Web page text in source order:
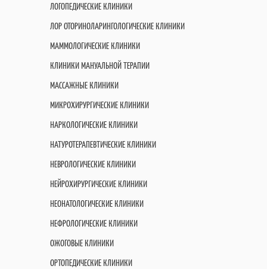
ЛОГОПЕДИЧЕСКИЕ КЛИНИКИ
ЛОР ОТОРИНОЛАРИНГОЛОГИЧЕСКИЕ КЛИНИКИ
МАММОЛОГИЧЕСКИЕ КЛИНИКИ
КЛИНИКИ МАНУАЛЬНОЙ ТЕРАПИИ
МАССАЖНЫЕ КЛИНИКИ
МИКРОХИРУРГИЧЕСКИЕ КЛИНИКИ
НАРКОЛОГИЧЕСКИЕ КЛИНИКИ
НАТУРОТЕРАПЕВТИЧЕСКИЕ КЛИНИКИ
НЕВРОЛОГИЧЕСКИЕ КЛИНИКИ
НЕЙРОХИРУРГИЧЕСКИЕ КЛИНИКИ
НЕОНАТОЛОГИЧЕСКИЕ КЛИНИКИ
НЕФРОЛОГИЧЕСКИЕ КЛИНИКИ
ОЖОГОВЫЕ КЛИНИКИ
ОРТОПЕДИЧЕСКИЕ КЛИНИКИ